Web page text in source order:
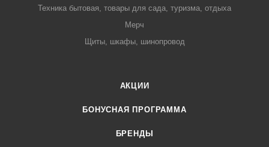
Техника бытовая, товары для сада, туризма, отдыха
Мерч
Щиты, шкафы, шинопровод
АКЦИИ
БОНУСНАЯ ПРОГРАММА
БРЕНДЫ